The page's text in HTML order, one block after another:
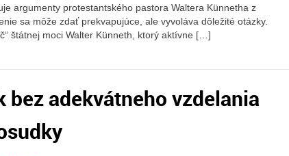
argumenty protestantského pastora Waltera Künnetha z
sa môže zdať prekvapujúce, ale vyvoláva dôležité otázky.
štátnej moci Walter Künneth, ktorý aktívne […]
bez adekvátneho vzdelania